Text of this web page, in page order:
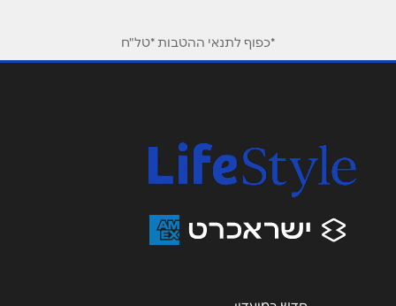
אנא חזרו אלי בקשר ל...
*כפוף לתנאי ההטבות *טל"ח